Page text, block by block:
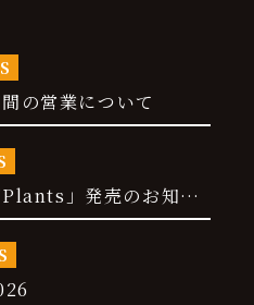
の営業について
」発売のお知ら